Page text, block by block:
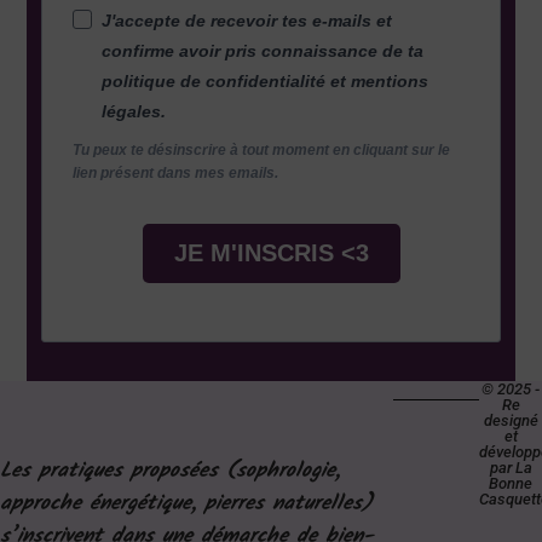
J'accepte de recevoir tes e-mails et
confirme avoir pris connaissance de ta
politique de confidentialité et mentions
légales.
Tu peux te désinscrire à tout moment en cliquant sur le
lien présent dans mes emails.
JE M'INSCRIS <3
Les pratiques proposées (sophrologie,
approche énergétique, pierres naturelles)
© 2025 -
Re
designé
et
par La
Bonne